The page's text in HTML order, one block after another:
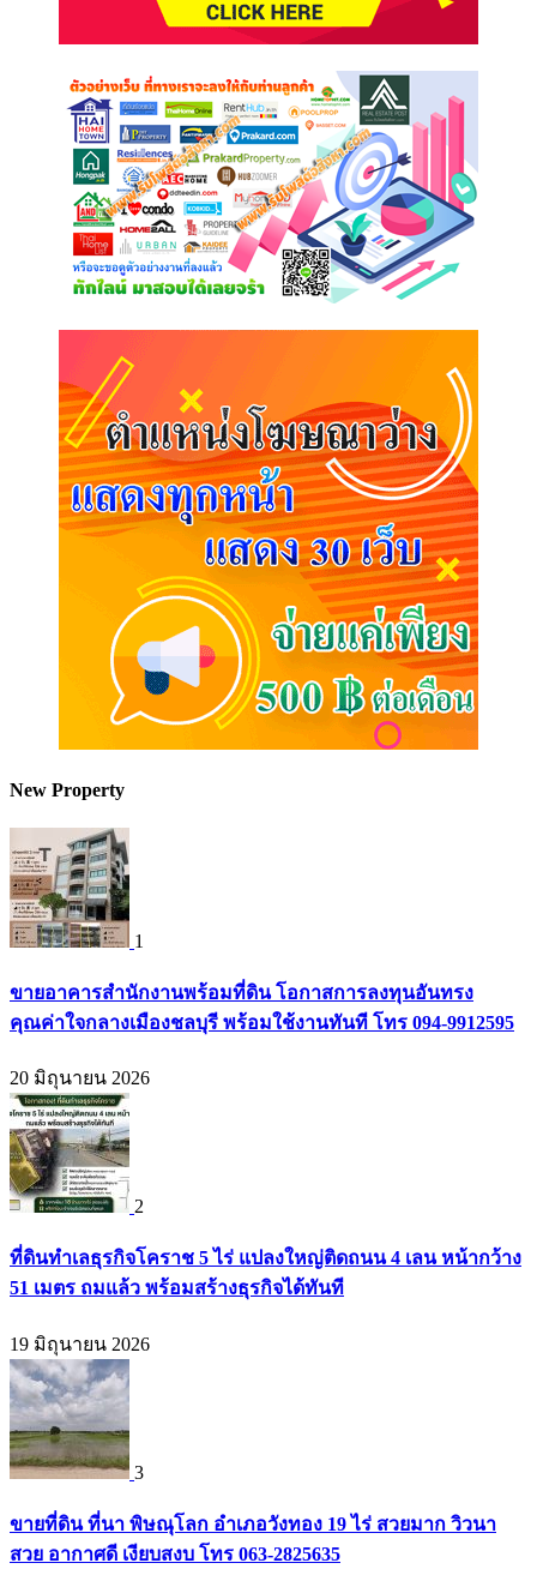
New Property
1
ขายอาคารสำนักงานพร้อมที่ดิน โอกาสการลงทุนอันทรง
คุณค่าใจกลางเมืองชลบุรี พร้อมใช้งานทันที โทร 094-9912595
20 มิถุนายน 2026
2
ที่ดินทำเลธุรกิจโคราช 5 ไร่ แปลงใหญ่ติดถนน 4 เลน หน้ากว้าง
51 เมตร ถมแล้ว พร้อมสร้างธุรกิจได้ทันที
19 มิถุนายน 2026
3
ขายที่ดิน ที่นา พิษณุโลก อำเภอวังทอง 19 ไร่ สวยมาก วิวนา
สวย อากาศดี เงียบสงบ โทร 063-2825635